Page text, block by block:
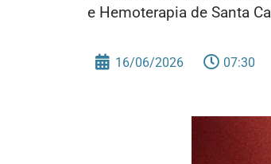
e Hemoterapia de Santa
16/06/2026 07:30